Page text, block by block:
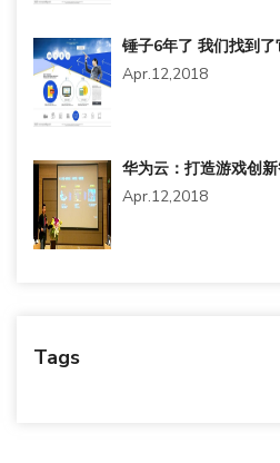
锤子6年了 我们找到了
Apr.12,2018
华为云：打造游戏创新
Apr.12,2018
Tags